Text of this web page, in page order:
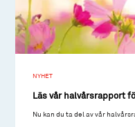
NYHET
Läs vår halvårsrapport
Nu kan du ta del av vår